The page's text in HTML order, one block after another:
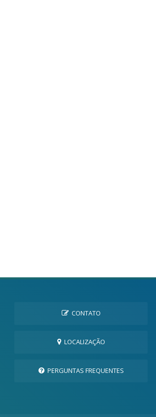
CONTATO
LOCALIZAÇÃO
PERGUNTAS FREQUENTES